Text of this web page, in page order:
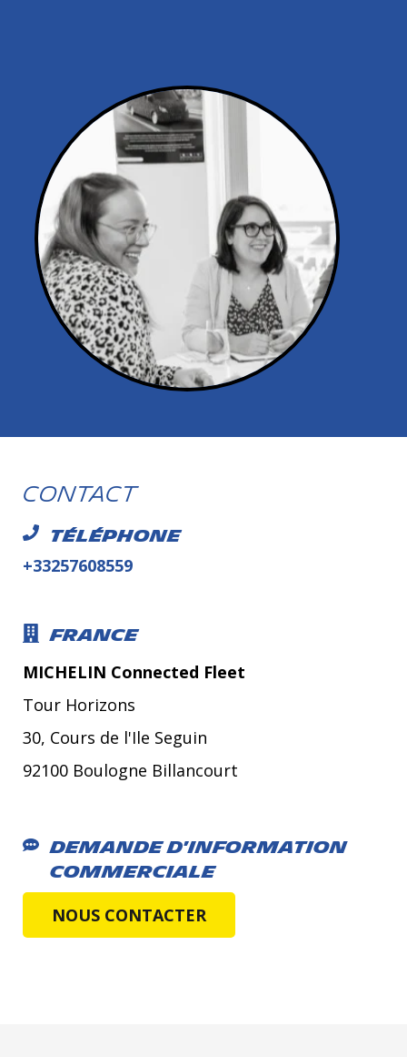
Contact
Téléphone
+33257608559
France
MICHELIN Connected Fleet
Tour Horizons
30, Cours de l'Ile Seguin
92100 Boulogne Billancourt
Demande d'information
commerciale
NOUS CONTACTER